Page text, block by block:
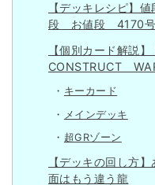
【デッキレシピ】
段 お値段 4170号
【個別カード解説
CONSTRUCT
キーカード
メインデッキ
超GRゾーン
【デッキの回し方
面はもう違う龍